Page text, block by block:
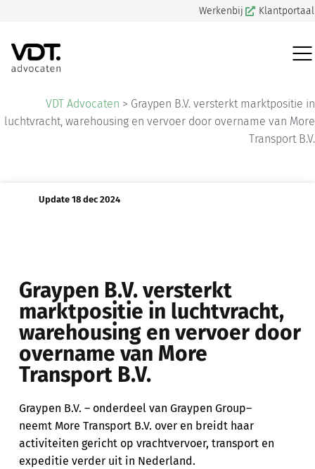
Werkenbij Klantportaal
VDT Advocaten > Graypen B.V. versterkt marktpositie in
luchtvracht, warehousing en vervoer door overname van More
Transport B.V.
Update 18 dec 2024
Graypen B.V. versterkt
marktpositie in luchtvracht,
warehousing en vervoer door
overname van More
Transport B.V.
Graypen B.V. – onderdeel van Graypen Group–
neemt More Transport B.V. over en breidt haar
activiteiten gericht op vrachtvervoer, transport en
expeditie verder uit in Nederland.